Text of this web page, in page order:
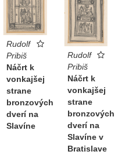
Rudolf
Pribiš
Náčrt k
vonkajšej
strane
bronzových
dverí na
Slavíne
Rudolf
Pribiš
Náčrt k
vonkajšej
strane
bronzových
dverí na
Slavíne v
Bratislave